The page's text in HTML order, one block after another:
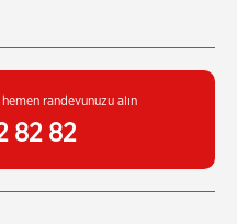
hemen randevunuzu alın
82 82